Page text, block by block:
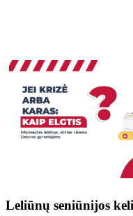
Leliūnų seniūnijos